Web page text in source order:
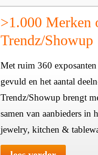
>1.000 Merken
Trendz/Showup
Met ruim 360
gevuld en het aantal
Trendz/Showup brengt
samen van aanbieders in
jewelry, kitchen &